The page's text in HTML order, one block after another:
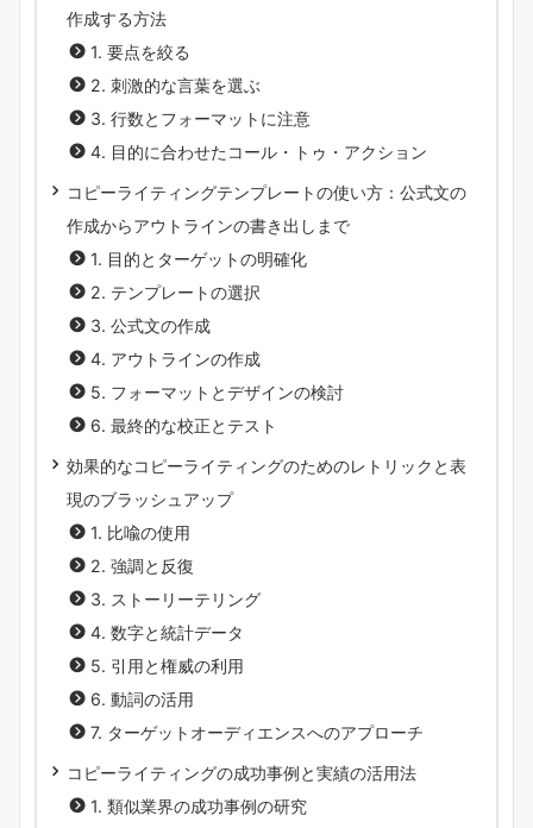
作成する方法
1. 要点を絞る
2. 刺激的な言葉を選ぶ
3. 行数とフォーマットに注意
4. 目的に合わせたコール・トゥ・アクション
コピーライティングテンプレートの使い方：公式文の
作成からアウトラインの書き出しまで
1. 目的とターゲットの明確化
2. テンプレートの選択
3. 公式文の作成
4. アウトラインの作成
5. フォーマットとデザインの検討
6. 最終的な校正とテスト
効果的なコピーライティングのためのレトリックと表
現のブラッシュアップ
1. 比喩の使用
2. 強調と反復
3. ストーリーテリング
4. 数字と統計データ
5. 引用と権威の利用
6. 動詞の活用
7. ターゲットオーディエンスへのアプローチ
コピーライティングの成功事例と実績の活用法
1. 類似業界の成功事例の研究